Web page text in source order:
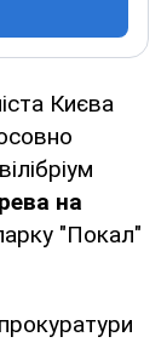
Києва
на
"Покал"